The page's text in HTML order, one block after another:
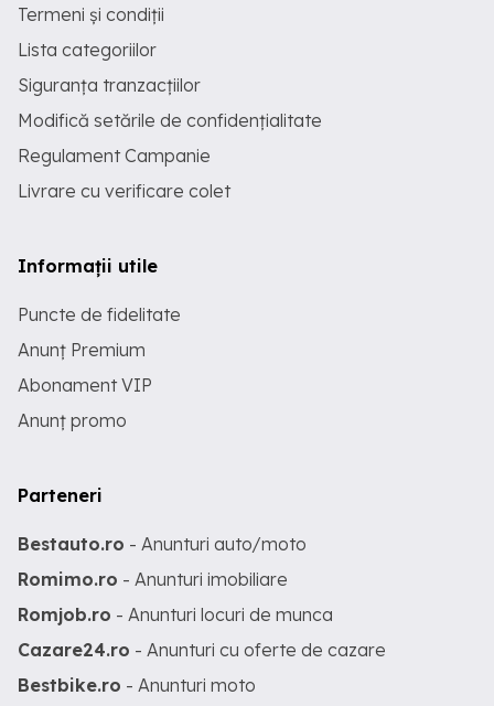
Termeni și condiții
Lista categoriilor
Siguranța tranzacțiilor
Modifică setările de confidențialitate
Regulament Campanie
Livrare cu verificare colet
Informații utile
Puncte de fidelitate
Anunț Premium
Abonament VIP
Anunț promo
Parteneri
Bestauto.ro - Anunturi auto/moto
Romimo.ro - Anunturi imobiliare
Romjob.ro - Anunturi locuri de munca
Cazare24.ro - Anunturi cu oferte de cazare
Bestbike.ro - Anunturi moto